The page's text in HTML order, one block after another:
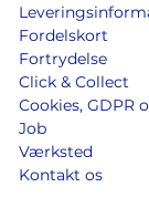
Fordelskort
Fortrydelse
Click & Collect
Cookies, GDPR
Job
Værksted
Kontakt os